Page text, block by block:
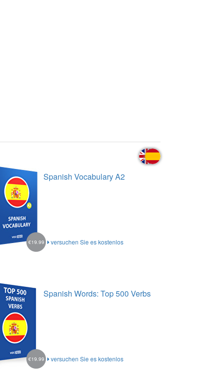
Spanish Vocabulary A2
versuchen Sie es kostenlos
€19.99
Spanish Words: Top 500 Verbs
versuchen Sie es kostenlos
€19.99